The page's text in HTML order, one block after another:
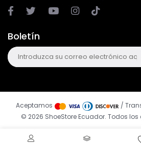
Boletín
© 2026 ShoeStore Ecuador. Todos
Aceptamos /